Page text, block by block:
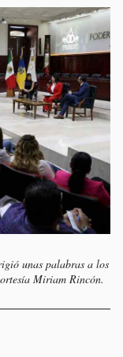
unas palabras a los
Miriam Rincón.